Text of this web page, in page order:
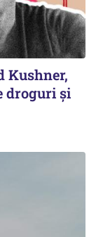
Kushner,
droguri și